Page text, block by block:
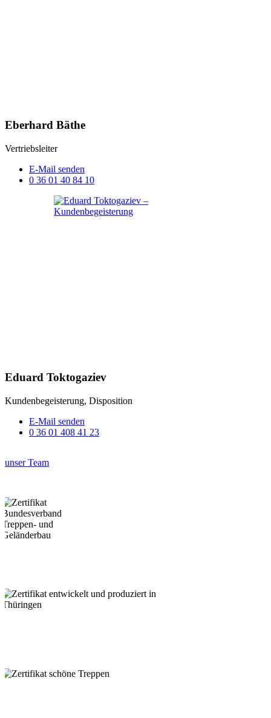
Eberhard Bäthe
Vertriebsleiter
E-Mail senden
0 36 01 40 84 10
Eduard Toktogaziev
Kundenbegeisterung, Disposition
E-Mail senden
0 36 01 408 41 23
unser Team